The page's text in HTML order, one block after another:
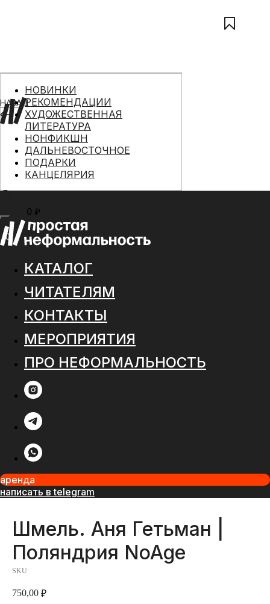
0 ₽
МЕНЮ
0
НАЗАД
НОВИНКИ
РЕКОМЕНДАЦИИ
ХУДОЖЕСТВЕННАЯ
ЛИТЕРАТУРА
НОНФИКШН
ДАЛЬНЕВОСТОЧНОЕ
ПОДАРКИ
КАНЦЕЛЯРИЯ
КАТАЛОГ
ЧИТАТЕЛЯМ
КОНТАКТЫ
МЕРОПРИЯТИЯ
ПРО НЕФОРМАЛЬНОСТЬ
аренда
написать в telegram
Шмель. Аня Гетьман |
Поляндрия NoAge
SKU:
750,00 ₽